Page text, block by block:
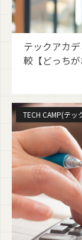
テックアカ
較【どっちが
TECH CAMP(テッ